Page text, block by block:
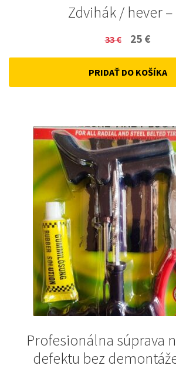
Zdvihák / hever –
33€
Original
price
was:
25 €
price
is:
PRIDAŤ DO KOŠÍKA
Profesionálna súprava
defektu bez